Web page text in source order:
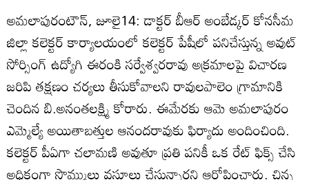
అమలాపురంటౌన్‌, జూలై14: డాక్టర్‌ బీఆర్‌ అంబేడ్కర్‌ కోనసీమ
జిల్లా కలెక్టర్‌ కార్యాలయంలో కలెక్టర్‌ పేషీలో పనిచేస్తున్న అవుట్‌
సోర్సింగ్‌ ఉద్యోగి ఈరంకి సర్వేశ్వరరావు అక్రమాలపై విచారణ
జరిపి తక్షణం చర్యలు తీసుకోవాలని రావులపాలెం గ్రామానికి
చెందిన బి.అనంతలక్ష్మి కోరారు. ఈమేరకు ఆమె అమలాపురం
ఎమ్మెల్యే అయితాబత్తుల ఆనందరావుకు ఫిర్యాదు అందించింది.
కలెక్టర్‌ పీఏగా చలామణి అవుతూ ప్రతి పనికీ ఒక రేట్‌ ఫిక్స్‌ చేసి
అధికంగా సొమ్ములు వసూలు చేస్తున్నారని ఆరోపించారు. చిన్న